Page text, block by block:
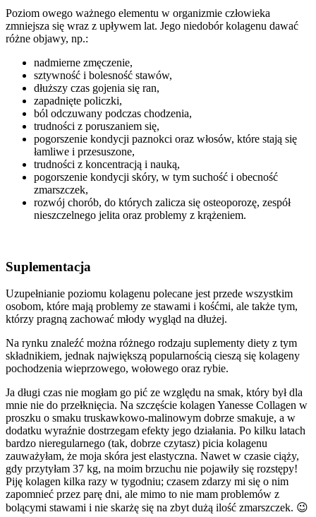
Poziom owego ważnego elementu w organizmie człowieka
zmniejsza się wraz z upływem lat. Jego niedobór kolagenu dawać
różne objawy, np.:
nadmierne zmęczenie,
sztywność i bolesność stawów,
dłuższy czas gojenia się ran,
zapadnięte policzki,
ból odczuwany podczas chodzenia,
trudności z poruszaniem się,
pogorszenie kondycji paznokci oraz włosów, które stają się
łamliwe i przesuszone,
trudności z koncentracją i nauką,
pogorszenie kondycji skóry, w tym suchość i obecność
zmarszczek,
rozwój chorób, do których zalicza się osteoporozę, zespół
nieszczelnego jelita oraz problemy z krążeniem.
Suplementacja
Uzupełnianie poziomu kolagenu polecane jest przede wszystkim
osobom, które mają problemy ze stawami i kośćmi, ale także tym,
którzy pragną zachować młody wygląd na dłużej.
Na rynku znaleźć można różnego rodzaju suplementy diety z tym
składnikiem, jednak największą popularnością cieszą się kolageny
pochodzenia wieprzowego, wołowego oraz rybie.
Ja długi czas nie mogłam go pić ze względu na smak, który był dla
mnie nie do przełknięcia. Na szczęście kolagen Yanesse Collagen w
proszku o smaku truskawkowo-malinowym dobrze smakuje, a w
dodatku wyraźnie dostrzegam efekty jego działania. Po kilku latach
bardzo nieregularnego (tak, dobrze czytasz) picia kolagenu
zauważyłam, że moja skóra jest elastyczna. Nawet w czasie ciąży,
gdy przytyłam 37 kg, na moim brzuchu nie pojawiły się rozstępy!
Piję kolagen kilka razy w tygodniu; czasem zdarzy mi się o nim
zapomnieć przez parę dni, ale mimo to nie mam problemów z
bolącymi stawami i nie skarżę się na zbyt dużą ilość zmarszczek. 😉